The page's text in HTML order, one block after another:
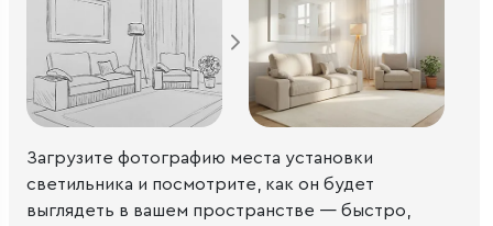
Загрузите фотографию места установки
светильника и посмотрите, как он будет
выглядеть в вашем пространстве — быстро,